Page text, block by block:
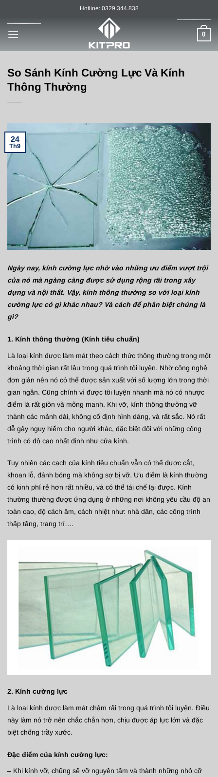
nội
Hotline: 0329.344.838
0
So Sánh Kính Cường Lực Và Kính
Thông Thường
24
Th9
Ngày nay, kính cường lực nhờ vào những ưu điểm vượt trội
của nó mà ngàng càng được sử dụng rộng rãi trong xây
dựng và nội thất. Vậy, kính thông thường so với loại kính
cường lực có gì khác nhau? Và cách để phân biệt chúng là
gì?
1. Kính thông thường (Kính tiêu chuẩn)
Là loại kính được làm mát theo cách thức thông thường trong một
khoảng thời gian rất lâu trong quá trình tôi luyện. Nhờ công nghệ
đơn giản nên nó có thể được sản xuất với số lượng lớn trong thời
gian ngắn. Cũng chính vì được tôi luyện nhanh mà nó có nhược
điểm là rất giòn và mỏng manh. Khi vỡ, kính thông thường vỡ
thành các mảnh dài, không cố định hình dáng, và rất sắc. Nó rất
dễ gây nguy hiểm cho người khác, đặc biệt đối với những công
trình có độ cao nhất định như cửa kính.
Tuy nhiên các cạch của kính tiêu chuẩn vẫn có thể được cắt,
khoan lỗ, đánh bóng mà không sợ bị vỡ. Ưu điểm là kính thường
có kinh phí rẻ hơn rất nhiều, và có thể tái chế lại được. Kính
thường thường được ứng dụng ở những nơi không yêu cầu độ an
toàn cao, độ cách âm, cách nhiệt như: nhà dân, các công trình
thấp tầng, trang trí….
2. Kính cường lực
Là loại kính được làm mát chậm rãi trong quá trình tôi luyện. Điều
này làm nó trở nên chắc chắn hơn, chịu được áp lực lớn và đặc
biệt chống trầy xước.
Đặc điểm của kính cường lực:
– Khi kính vỡ, chũng sẽ vỡ nguyên tấm và thành những nhỏ cỡ